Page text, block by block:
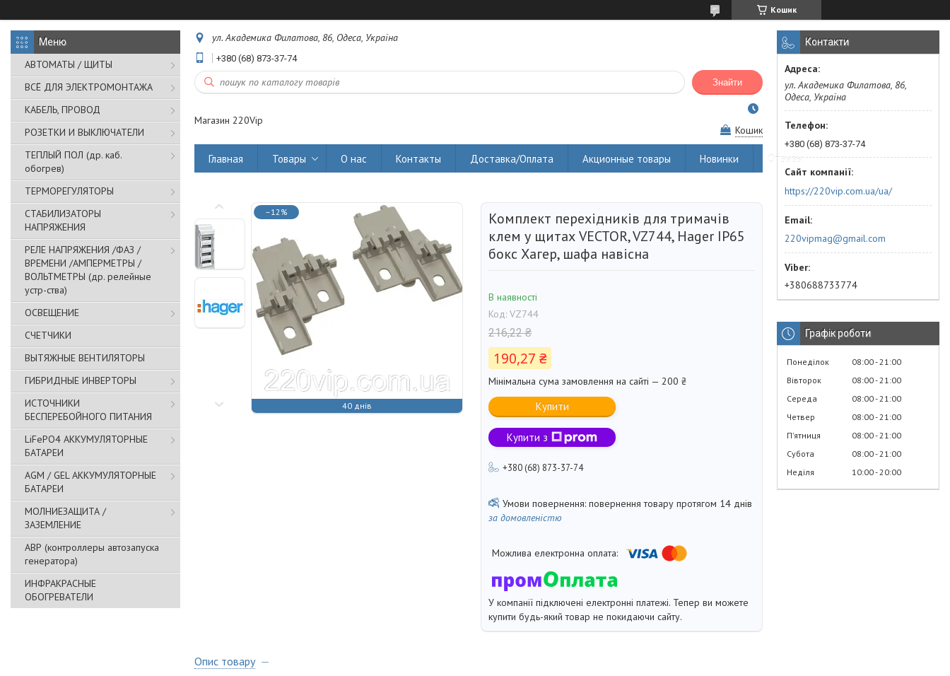
Кошик
АВТОМАТЫ / ЩИТЫ
ВСЁ ДЛЯ ЭЛЕКТРОМОНТАЖА
КАБЕЛЬ, ПРОВОД
РОЗЕТКИ И ВЫКЛЮЧАТЕЛИ
ТЕПЛЫЙ ПОЛ (др. каб.
обогрев)
ТЕРМОРЕГУЛЯТОРЫ
СТАБИЛИЗАТОРЫ
НАПРЯЖЕНИЯ
РЕЛЕ НАПРЯЖЕНИЯ /ФАЗ /
ВРЕМЕНИ /АМПЕРМЕТРЫ /
ВОЛЬТМЕТРЫ (др. релейные
устр-ства)
ОСВЕЩЕНИЕ
СЧЕТЧИКИ
ВЫТЯЖНЫЕ ВЕНТИЛЯТОРЫ
ГИБРИДНЫЕ ИНВЕРТОРЫ
ИСТОЧНИКИ
БЕСПЕРЕБОЙНОГО ПИТАНИЯ
LiFePO4 АККУМУЛЯТОРНЫЕ
БАТАРЕИ
AGM / GEL АККУМУЛЯТОРНЫЕ
БАТАРЕИ
МОЛНИЕЗАЩИТА /
ЗАЗЕМЛЕНИЕ
АВР (контроллеры автозапуска
генератора)
ИНФРАКРАСНЫЕ
ОБОГРЕВАТЕЛИ
ул. Академика Филатова, 86, Одеса, Україна
+380 (68) 873-37-74
Знайти
Магазин 220Vip
Кошик
Главная Товары О нас Контакты Доставка/Оплата Акционные товары Новинки Отзывы
–12%
40 днів
Комплект перехідників для тримачів
клем у щитах VECTOR, VZ744, Hager IP65
бокс Хагер, шафа навісна
В наявності
Код: VZ744
216,22 ₴
190,27 ₴
Мінімальна сума замовлення на сайті — 200 ₴
Купити
Купити з
+380 (68) 873-37-74
повернення товару протягом 14 днів
за домовленістю
У компанії підключені електронні платежі. Тепер ви можете
купити будь-який товар не покидаючи сайту.
Опис товару
Контакти
ул. Академика Филатова, 86,
Одеса, Україна
+380 (68) 873-37-74
https://220vip.com.ua/ua/
220vipmag@gmail.com
+380688733774
Графік роботи
Понеділок 08:00 21:00
Вівторок
08:00 21:00
Середа
08:00 21:00
Четвер
08:00 21:00
Пʼятниця
08:00 21:00
Субота
08:00 21:00
Неділя
10:00 20:00